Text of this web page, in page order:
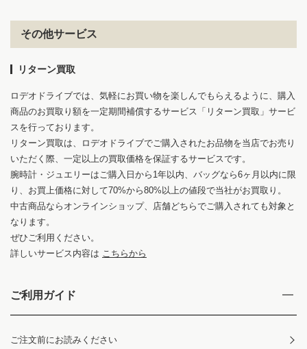
その他サービス
リターン買取
ロデオドライブでは、気軽にお買い物を楽しんでもらえるように、購入
商品のお買取り額を一定期間補償するサービス「リターン買取」サービ
スを行っております。
リターン買取は、ロデオドライブでご購入されたお品物を当店でお売り
いただく際、一定以上の買取価格を保証するサービスです。
腕時計・ジュエリーはご購入日から1年以内、バッグなら6ヶ月以内に限
り、お買上価格に対して70%から80%以上の値段で当社がお買取り。
中古商品ならオンラインショップ、店舗どちらでご購入されても対象と
なります。
ぜひご利用ください。
詳しいサービス内容は こちらから
ご利用ガイド
ご注文前にお読みください